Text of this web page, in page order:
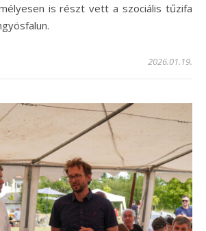
is részt vett a szociális tűzifa
2026.01.19.